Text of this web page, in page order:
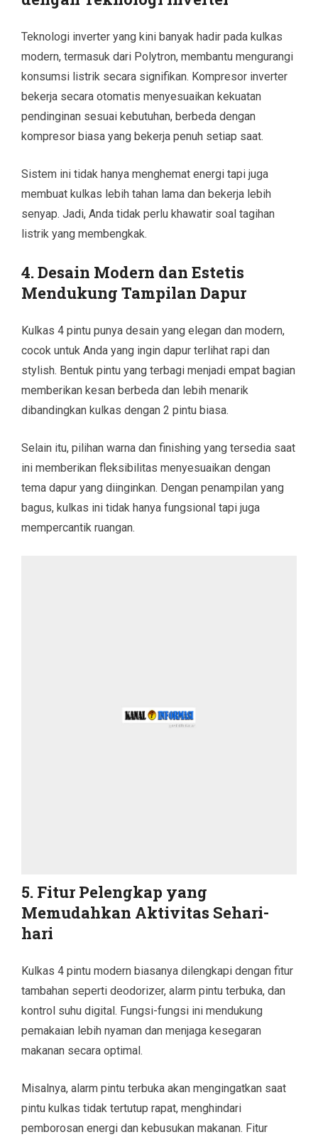
Teknologi inverter yang kini banyak hadir pada kulkas
modern, termasuk dari Polytron, membantu mengurangi
konsumsi listrik secara signifikan. Kompresor inverter
bekerja secara otomatis menyesuaikan kekuatan
pendinginan sesuai kebutuhan, berbeda dengan
kompresor biasa yang bekerja penuh setiap saat.
Sistem ini tidak hanya menghemat energi tapi juga
membuat kulkas lebih tahan lama dan bekerja lebih
senyap. Jadi, Anda tidak perlu khawatir soal tagihan
listrik yang membengkak.
4. Desain Modern dan Estetis
Mendukung Tampilan Dapur
Kulkas 4 pintu punya desain yang elegan dan modern,
cocok untuk Anda yang ingin dapur terlihat rapi dan
stylish. Bentuk pintu yang terbagi menjadi empat bagian
memberikan kesan berbeda dan lebih menarik
dibandingkan kulkas dengan 2 pintu biasa.
Selain itu, pilihan warna dan finishing yang tersedia saat
ini memberikan fleksibilitas menyesuaikan dengan
tema dapur yang diinginkan. Dengan penampilan yang
bagus, kulkas ini tidak hanya fungsional tapi juga
mempercantik ruangan.
5. Fitur Pelengkap yang
Memudahkan Aktivitas Sehari-
hari
Kulkas 4 pintu modern biasanya dilengkapi dengan fitur
tambahan seperti deodorizer, alarm pintu terbuka, dan
kontrol suhu digital. Fungsi-fungsi ini mendukung
pemakaian lebih nyaman dan menjaga kesegaran
makanan secara optimal.
Misalnya, alarm pintu terbuka akan mengingatkan saat
pintu kulkas tidak tertutup rapat, menghindari
pemborosan energi dan kebusukan makanan. Fitur